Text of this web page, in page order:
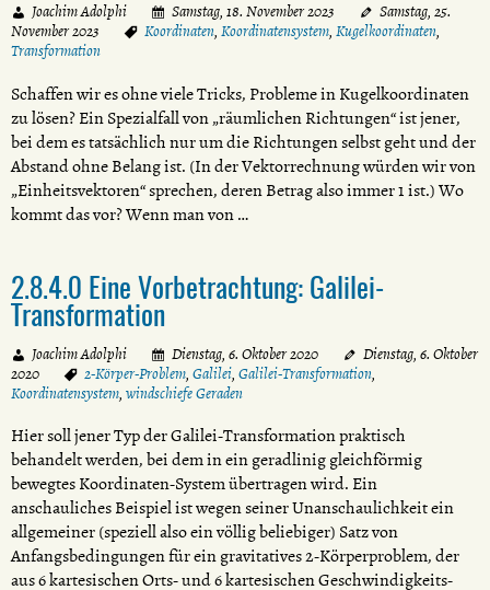
Joachim Adolphi Samstag, 18. November 2023
Samstag, 25.
November 2023
Koordinaten, Koordinatensystem, Kugelkoordinaten,
Transformation
Schaffen wir es ohne viele Tricks, Probleme in Kugelkoordinaten
zu lösen? Ein Spezialfall von „räumlichen Richtungen“ ist jener,
bei dem es tatsächlich nur um die Richtungen selbst geht und der
Abstand ohne Belang ist. (In der Vektorrechnung würden wir von
„Einheitsvektoren“ sprechen, deren Betrag also immer 1 ist.) Wo
kommt das vor? Wenn man von …
2.8.4.0 Eine Vorbetrachtung: Galilei-
Transformation
Joachim Adolphi Dienstag, 6. Oktober 2020
Dienstag, 6. Oktober
2020
2-Körper-Problem, Galilei, Galilei-Transformation,
Koordinatensystem, windschiefe Geraden
Hier soll jener Typ der Galilei-Transformation praktisch
behandelt werden, bei dem in ein geradlinig gleichförmig
bewegtes Koordinaten-System übertragen wird. Ein
anschauliches Beispiel ist wegen seiner Unanschaulichkeit ein
allgemeiner (speziell also ein völlig beliebiger) Satz von
Anfangsbedingungen für ein gravitatives 2-Körperproblem, der
aus 6 kartesischen Orts- und 6 kartesischen Geschwindigkeits-